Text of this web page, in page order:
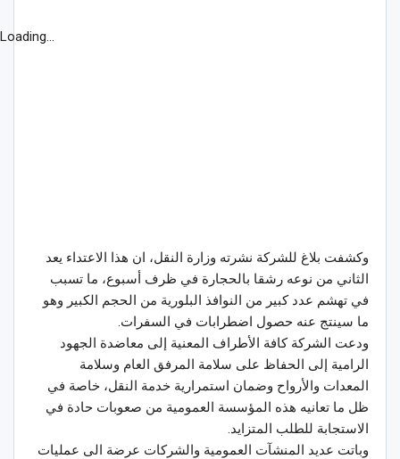
Loading...
وكشفت بلاغ للشركة نشرته وزارة النقل، ان هذا الاعتداء يعد
الثاني من نوعه رشقا بالحجارة في ظرف أسبوع، ما تسبب
في تهشم عدد كبير من النوافذ البلورية من الحجم الكبير وهو
ما سينتج عنه حصول اضطرابات في السفرات.
ودعت الشركة كافة الأطراف المعنية إلى معاضدة الجهود
الرامية إلى الحفاظ على سلامة المرفق العام وسلامة
المعدات والأرواح وضمان استمرارية خدمة النقل، خاصة في
ظل ما تعانيه هذه المؤسسة العمومية من صعوبات حادة في
الاستجابة للطلب المتزايد.
وباتت عديد المنشآت العمومية والشركات عرضة الى عمليات